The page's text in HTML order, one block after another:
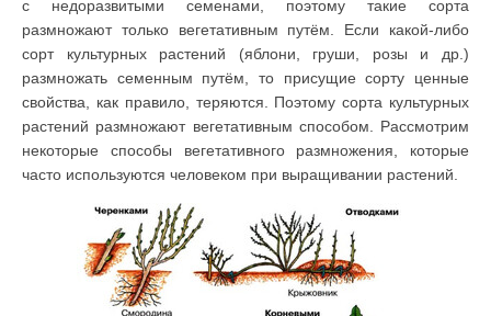
с недоразвитыми семенами, поэтому такие сорта
размножают только вегетативным путём. Если какой-либо
сорт культурных растений (яблони, груши, розы и др.)
размножать семенным путём, то присущие сорту ценные
свойства, как правило, теряются. Поэтому сорта культурных
растений размножают вегетативным способом. Рассмотрим
некоторые способы вегетативного размножения, которые
часто используются человеком при выращивании растений.